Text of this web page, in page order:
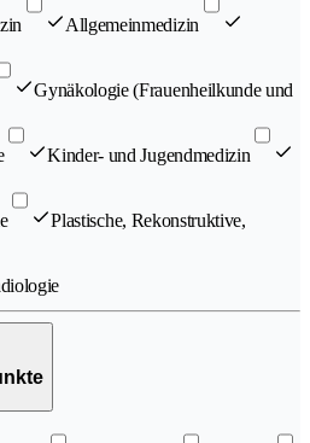
Allgemeinmedizin
Gynäkologie (Frauenheilkunde und
Kinder- und Jugendmedizin
Plastische, Rekonstruktive,